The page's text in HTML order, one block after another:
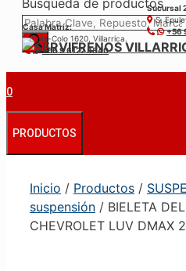
Búsqueda de productos
Casa Matríz:
Colo-Colo 1620, Villarrica.
+56 9 6122 3840
Sucursal
S.
+56
0
PRODUCTOS
Inicio / Productos /
suspensión / BIELETA
CHEVROLET LUV DMAX